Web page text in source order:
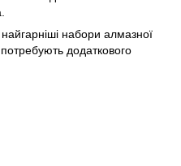
набори алмазної
додаткового